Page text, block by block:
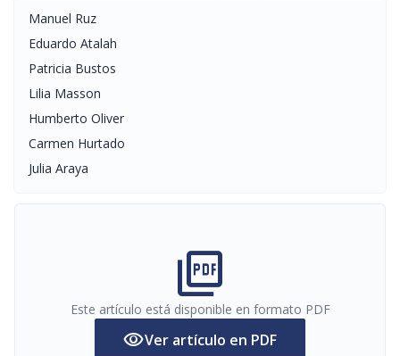
Manuel Ruz
Eduardo Atalah
Patricia Bustos
Lilia Masson
Humberto Oliver
Carmen Hurtado
Julia Araya
picture_as_pdf
Este artículo está disponible en formato PDF
visibilityVer artículo en PDF